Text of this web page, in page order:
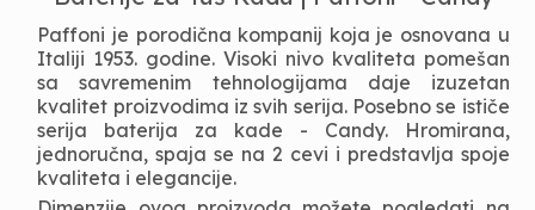
Paffoni je porodična kompanij koja je osnovana u
Italiji 1953. godine. Visoki nivo kvaliteta pomešan
sa savremenim tehnologijama daje izuzetan
kvalitet proizvodima iz svih serija. Posebno se ističe
serija baterija za kade - Candy. Hromirana,
jednoručna, spaja se na 2 cevi i predstavlja spoje
kvaliteta i elegancije.